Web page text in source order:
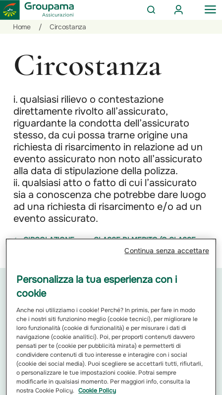
Salta
Privati
rapide
CERCA
AREA
CLIENTI
Home
/ Circostanza
Circostanza
i. qualsiasi rilievo o contestazione
direttamente rivolto all’assicurato,
riguardante la condotta dell’assicurato
stesso, da cui possa trarne origine una
richiesta di risarcimento in relazione ad un
evento assicurato non noto all’assicurato
alla data di stipulazione della polizza.
ii. qualsiasi atto o fatto di cui l’assicurato
sia a conoscenza che potrebbe dare luogo
ad una richiesta di risarcimento e/o ad un
evento assicurato.
CIRCOLAZIONE
CLASSE DI MERITO (O CLASSE
UNIVERSALE)
CONSIGLI ASSICURATIVI
tematica
1di
Personalizza la tua esperienza con i
cookie
Anche noi utilizziamo i cookie! Perché? In primis, per fare in modo
che i nostri siti funzionino meglio (cookie tecnici), per migliorare le
loro funzionalità (cookie di funzionalità) e per misurare i dati di
navigazione (cookie analitici). Poi, per proporti contenuti davvero
pensati per te (cookie per pubblicità mirata) e permetterti di
condividere contenuti di tuo interesse e interagire con i social
(cookie dei social media). Puoi scegliere se accettarli tutti, rifiutarli,
o personalizzare le tue impostazioni cookie. Potrai sempre
modificarle in qualsiasi momento. Per maggiori info, consulta la
nostra Cookie Policy. Cookie Policy
Continua senza accettare